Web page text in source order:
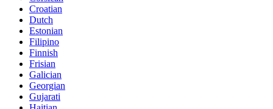
Croatian
Dutch
Estonian
Filipino
Finnish
Frisian
Galician
Georgian
Gujarati